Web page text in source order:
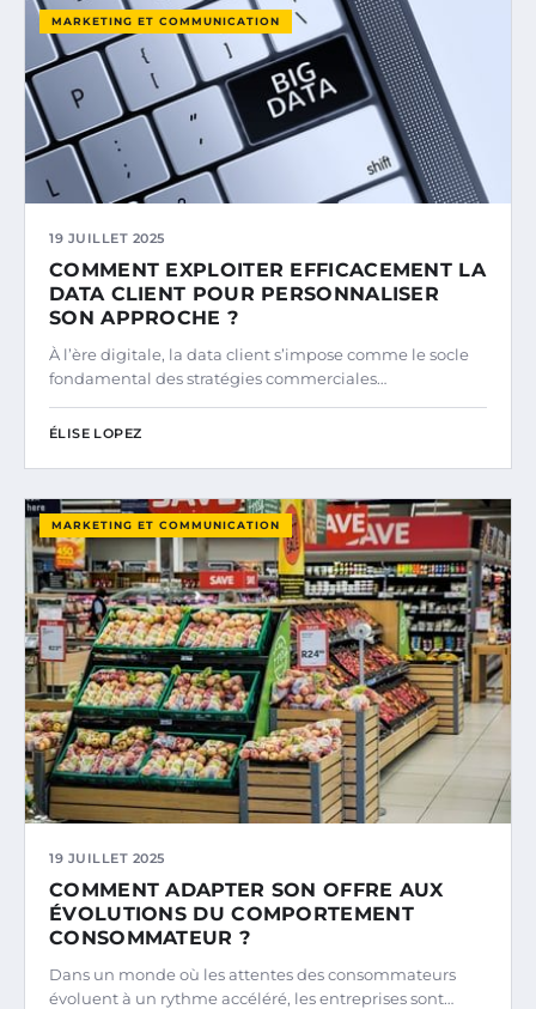
MARKETING ET COMMUNICATION
19 JUILLET 2025
COMMENT EXPLOITER EFFICACEMENT LA
DATA CLIENT POUR PERSONNALISER
SON APPROCHE ?
À l’ère digitale, la data client s’impose comme le socle
fondamental des stratégies commerciales…
ÉLISE LOPEZ
MARKETING ET COMMUNICATION
19 JUILLET 2025
COMMENT ADAPTER SON OFFRE AUX
ÉVOLUTIONS DU COMPORTEMENT
CONSOMMATEUR ?
Dans un monde où les attentes des consommateurs
évoluent à un rythme accéléré, les entreprises sont…